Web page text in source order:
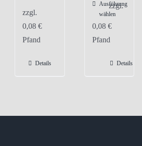
zzgl.
0,08 €
Pfand
Details
Ausführung
wählen
Dieses
Produkt
Varianten
können
zzgl.
0,08 €
Pfand
Details